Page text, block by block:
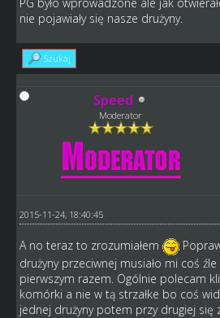
nie pojawiały się nasze drużyny.
Szukaj
Speed
Moderator
2015-11-24, 18:40:45
A no teraz to zrozumiałem
drużyny przeciwnej musiało mi coś
pierwszym razem. Ogólnie polecam
komórki a nie w tą strzałke bo coś
jednej drużyny potem przy drugiej się